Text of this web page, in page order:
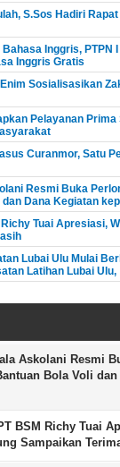
S.Sos Hadiri
Inggris, PTPN
Inggris Gratis
Sosialisasikan
Pelayanan
Curanmor, Satu
Resmi Buka
Dana Kegiatan
Tuai Apresiasi,
Lubai Ulu Mulai
Latihan Lubai Ulu,
Askolani Resmi
Bola Voli
BSM Richy Tuai
Sampaikan